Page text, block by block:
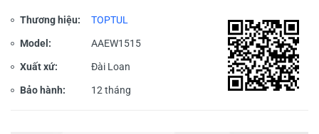
Thương hiệu: TOPTUL
Model: AAEW1515
Xuất xứ: Đài Loan
Bảo hành: 12 tháng